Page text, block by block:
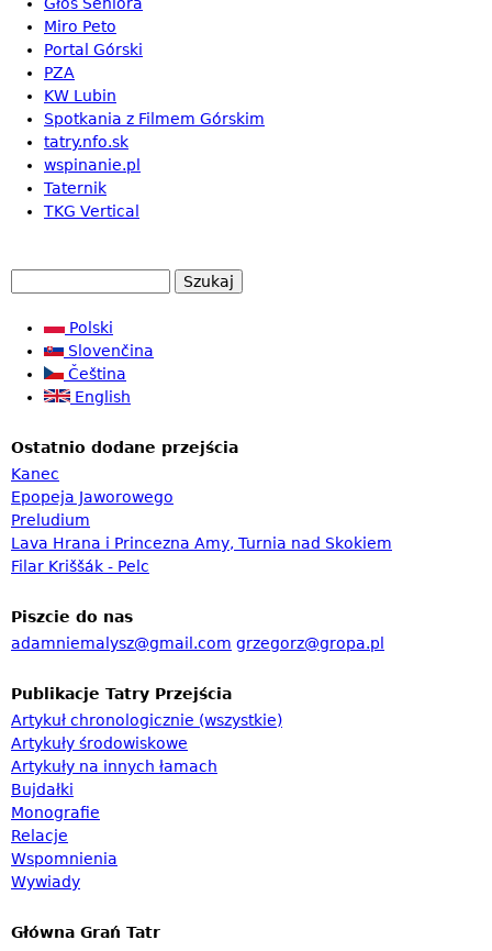
Głos Seniora
Miro Peto
Portal Górski
PZA
KW Lubin
Spotkania z Filmem Górskim
tatry.nfo.sk
wspinanie.pl
Taternik
TKG Vertical
l
a
r
z
w
y
s
u
k
i
w
a
n
i
Polski
Slovenčina
Čeština
English
Ostatnio dodane przejścia
Kanec
Epopeja Jaworowego
Preludium
Lava Hrana i Princezna Amy, Turnia nad Skokiem
Filar Kriššák - Pelc
Piszcie do nas
adamniemalysz@gmail.com grzegorz@gropa.pl
Publikacje Tatry Przejścia
Artykuł chronologicznie (wszystkie)
Artykuły środowiskowe
Artykuły na innych łamach
Bujdałki
Monografie
Relacje
Wspomnienia
Wywiady
Główna Grań Tatr